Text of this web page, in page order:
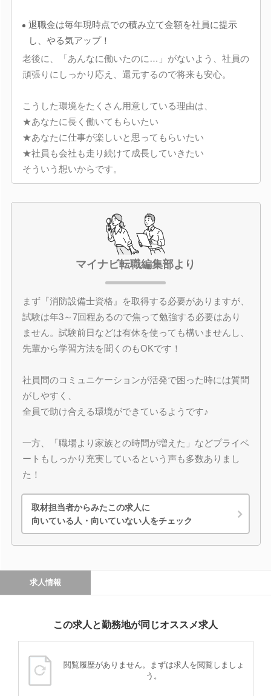
退職金は毎年現時点での積み立て金額を社員に提示
し、やる気アップ！
老後に、「あんなに働いたのに…」がないよう、社員の
頑張りにしっかり応え、還元するので将来も安心。
こうした環境をたくさん用意している理由は、
★あなたに長く働いてもらいたい
★あなたに仕事が楽しいと思ってもらいたい
★社員も会社も走り続けて成長していきたい
そういう想いからです。
マイナビ転職編集部より
まず『消防設備士資格』を取得する必要がありますが、
試験は年3～7回程あるので焦って勉強する必要はあり
ません。試験前日などは有休を使っても構いませんし、
先輩から学習方法を聞くのもOKです！
社員間のコミュニケーションが活発で困った時には質問
がしやすく、
全員で助け合える環境ができているようです♪
一方、「職場より家族との時間が増えた」などプライベ
ートもしっかり充実しているという声も多数ありまし
た！
取材担当者からみたこの求人に
向いている人・向いていない人をチェック
求人情報
この求人と勤務地が同じオススメ求人
閲覧履歴がありません。まずは求人を閲覧しましょ
う。